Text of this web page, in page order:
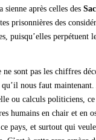
après celles des
prisonnières des
puisqu’elles perpétuent
sont pas les chiffres
nous faut
ou calculs politiciens,
humains en chair et en
pays, et surtout qui